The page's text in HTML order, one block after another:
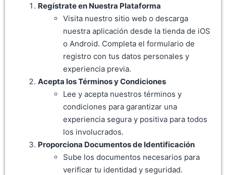
Regístrate en Nuestra Plataforma
Visita nuestro sitio web o descarga
nuestra aplicación desde la tienda de iOS
o Android. Completa el formulario de
registro con tus datos personales y
experiencia previa.
Acepta los Términos y Condiciones
Lee y acepta nuestros términos y
condiciones para garantizar una
experiencia segura y positiva para todos
los involucrados.
Proporciona Documentos de Identificación
Sube los documentos necesarios para
verificar tu identidad y seguridad.